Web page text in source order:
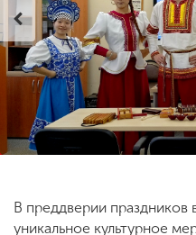
ENG SPN CHI
Приемная
комиссия
В преддверии
уникальное культурное